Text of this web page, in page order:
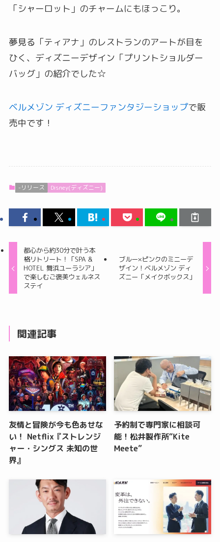
「シャーロット」のチャームにもほっこり。
夢見る「ティアナ」のレストランのアートが目を
ひく、ディズニーデザイン「プリントショルダー
バッグ」の紹介でした☆
ベルメゾン ディズニーファンタジーショップで販
売中です！
-リリース Disney(ディズニー)
都心から約30分で叶う本
格リトリート！「SPA &
HOTEL 舞浜ユーラシア」
で楽しむご褒美ウェルネス
ステイ
ブルー×ピンクのミニーデ
ザイン！ベルメゾン ディ
ズニー「メイクボックス」
関連記事
友情と冒険が今も色あせな
い！ Netflix『ストレンジ
ャー・シングス 未知の世
界』
予約制で専門家に相談可
能！松井製作所“Kite
Meete”